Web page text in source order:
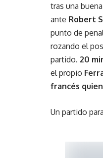
tras una
ante Robert
punto de
rozando el
partido. 20
el propio
francés
Un partido